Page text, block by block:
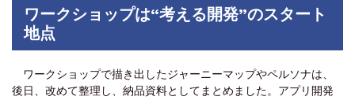
ワークショップは“考える開発”のスタート
地点
ワークショップで描き出したジャーニーマップやペルソナは、
後日、改めて整理し、納品資料としてまとめました。アプリ開発